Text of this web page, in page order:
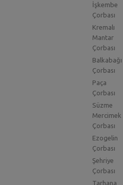
İşkembe
Çorbası
Kremalı
Mantar
Çorbası
Balkabağı
Çorbası
Paça
Çorbası
Süzme
Mercimek
Çorbası
Ezogelin
Çorbası
Şehriye
Çorbası
Tarhana